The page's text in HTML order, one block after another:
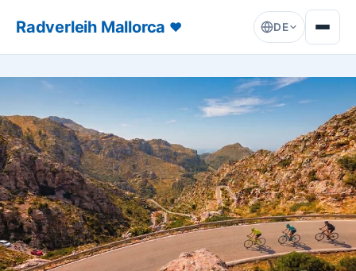
Radverleih Mallorca ♥ DE